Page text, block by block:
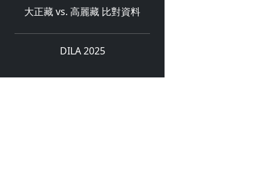
大正藏 vs. 高麗藏 比對資料
DILA 2025